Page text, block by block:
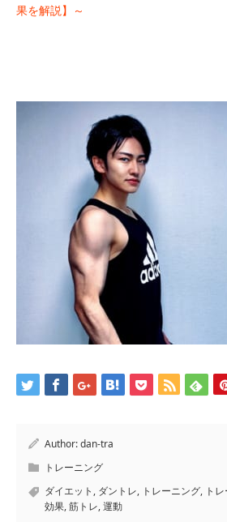
果を解説】～
Author:dan-tra
トレーニング
ダイエット , ダントレ, トレーニング, ト
効果,筋トレ,運動